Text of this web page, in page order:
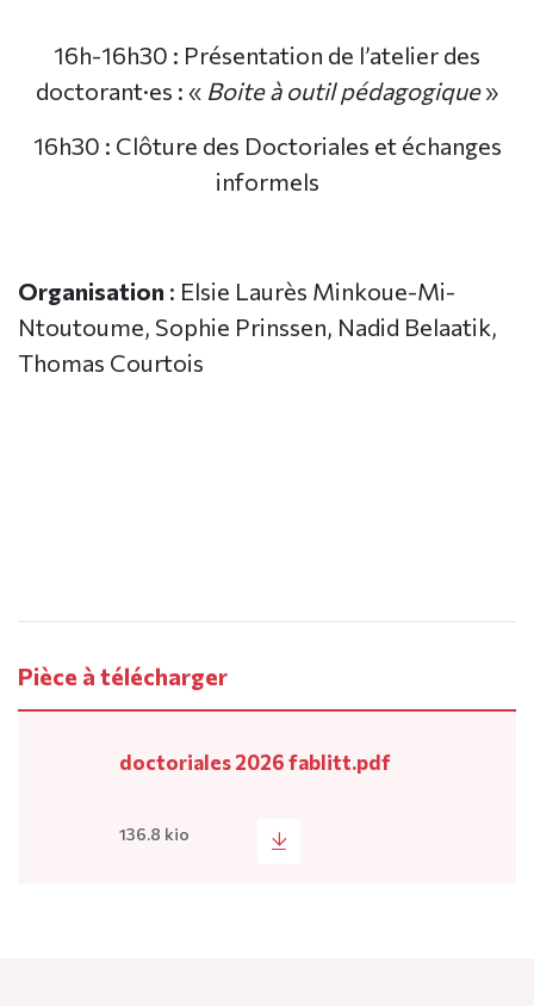
16h-16h30 : Présentation de l’atelier des
doctorant·es : « Boite à outil pédagogique»
16h30 : Clôture des Doctoriales et échanges
informels
Organisation : Elsie Laurès Minkoue-Mi-
Ntoutoume, Sophie Prinssen, Nadid Belaatik,
Thomas Courtois
Pièce à télécharger
doctoriales 2026 fablitt.pdf
136.8 kio